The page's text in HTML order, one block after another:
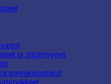
ja istuintyynyt
parvekelaatikot